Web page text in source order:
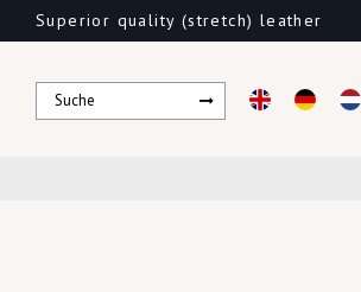
Superior quality (stretch) leather